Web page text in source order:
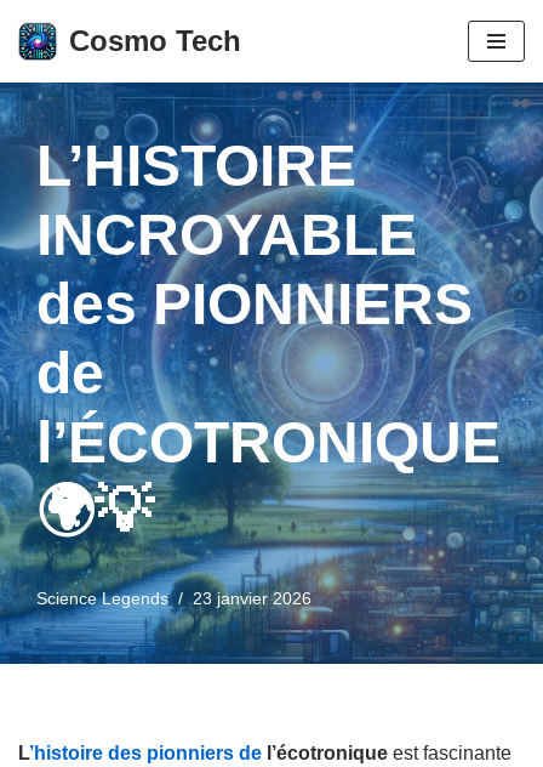
Aller
au
contenu
Cosmo Tech
L’HISTOIRE
INCROYABLE
des PIONNIERS
de
l’ÉCOTRONIQUE
🌍💡
Science Legends 23 janvier 2026
L’histoire des pionniers de l’écotronique est fascinante